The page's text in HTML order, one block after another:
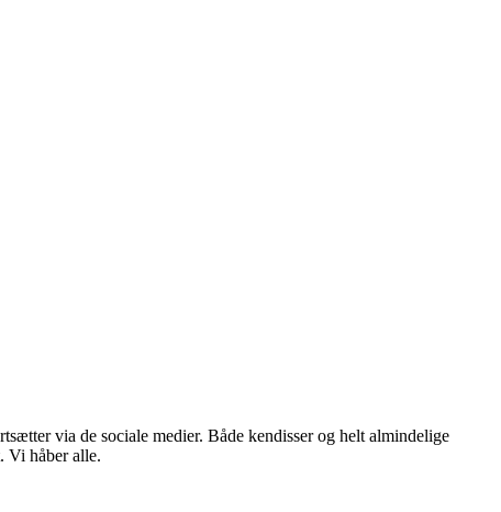
via de sociale medier. Både kendisser og helt almindelige
Vi håber alle.